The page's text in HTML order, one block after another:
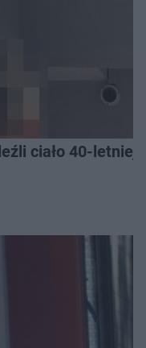
ciało 40-letniej